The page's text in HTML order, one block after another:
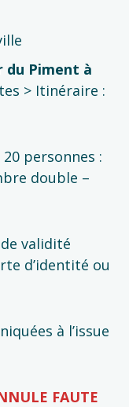
du Piment à
> Itinéraire :
personnes :
double –
validité
d’identité ou
à l’issue
FAUTE